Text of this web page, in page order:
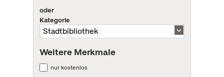
oder
Kategorie
Weitere Merkmale
nur kostenlos